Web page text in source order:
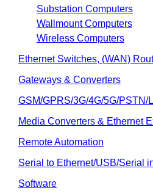
Substation Computers
Wallmount Computers
Wireless Computers
Ethernet Switches, (WAN)
Gateways & Converters
GSM/GPRS/3G/4G/5G/PSTN/
Media Converters & Ethernet
Remote Automation
Serial to Ethernet/USB/Serial
Software